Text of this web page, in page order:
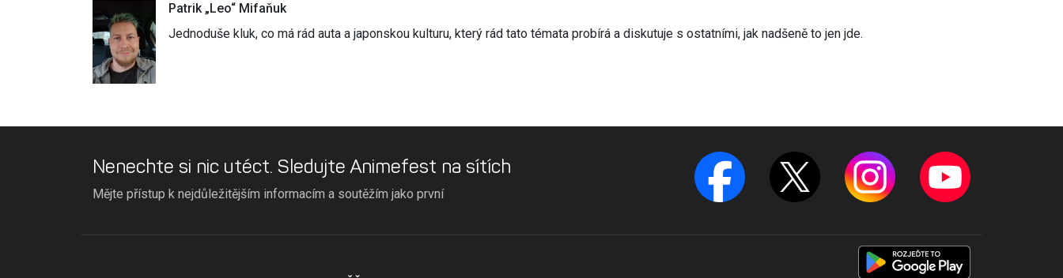
Patrik „Leo“ Mifaňuk
Jednoduše kluk, co má rád auta a japonskou kulturu, který rád tato témata probírá a diskutuje s ostatními, jak nadšeně to jen jde.
Nenechte si nic utéct. Sledujte Animefest na sítích
Mějte přístup k nejdůležitějším informacím a soutěžím jako první